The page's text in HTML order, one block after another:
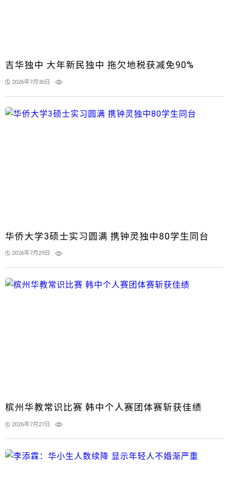
吉华独中 大年新民独中 拖欠地税获减免90%
2026年7月30日
华侨大学3硕士实习圆满 携钟灵独中80学生同台
2026年7月29日
槟州华教常识比赛 韩中个人赛团体赛斩获佳绩
2026年7月27日